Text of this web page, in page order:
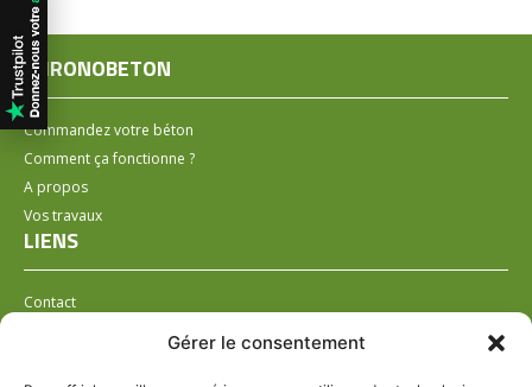
Gérer le consentement
CHRONOBETON
Commandez votre béton
Comment ça fonctionne ?
A propos
Vos travaux
LIENS
Contact